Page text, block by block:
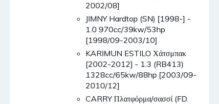
2002/08]
JIMNY Hardtop (SN) [1998-] -
1.0 970cc/39kw/53hp
[1998/09-2003/10]
KARIMUN ESTILO Χάτσμπακ
[2002-2012] - 1.3 (RB413)
1328cc/65kw/88hp [2003/09-
2010/12]
CARRY Πλατφόρμα/σασσί (FD.